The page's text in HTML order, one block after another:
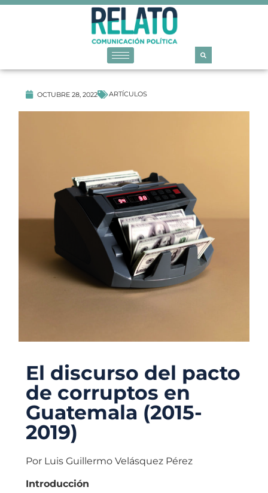
OCTUBRE 28, 2022 ARTÍCULOS
El discurso del pacto
de corruptos en
Guatemala (2015-
2019)
Por Luis Guillermo Velásquez Pérez
Introducción